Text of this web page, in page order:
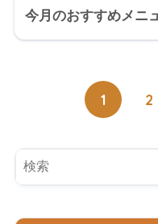
今月のおすすめメニ
1 2